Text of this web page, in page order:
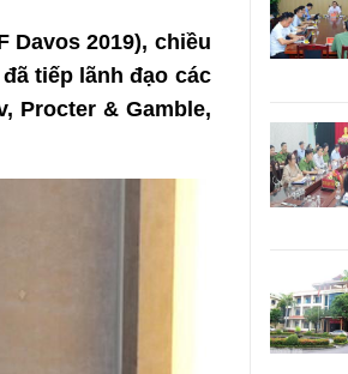
Davos 2019), chiều
tiếp lãnh đạo các
Procter & Gamble,